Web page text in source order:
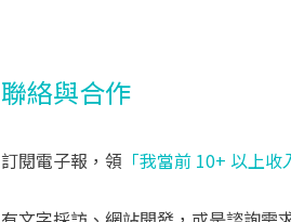
聯絡與合作
訂閱電子報，領 「我當前 10+ 以上收